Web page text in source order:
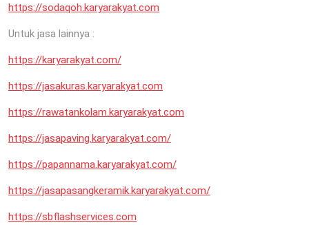
https://sodaqoh.karyarakyat.com
Untuk jasa lainnya :
https://karyarakyat.com/
https://jasakuras.karyarakyat.com
https://rawatankolam.karyarakyat.com
https://jasapaving.karyarakyat.com/
https://papannama.karyarakyat.com/
https://jasapasangkeramik.karyarakyat.com/
https://sbflashservices.com